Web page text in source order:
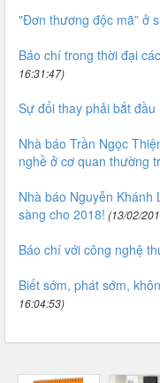
"Đơn thương độc mã” ở
Báo chí trong thời đại
16:31:47)
Sự đổi thay phải bắt đầu
Nhà báo Trần Ngọc
nghề ở cơ quan thường
Nhà báo Nguyễn Khánh
sàng cho 2018! (13/02/
Báo chí với công nghệ
Biết sớm, phát sớm,
16:04:53)